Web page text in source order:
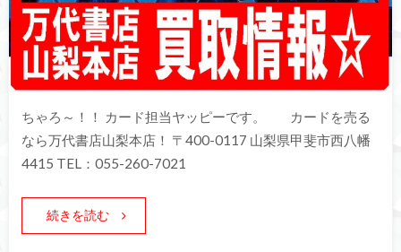
ちゃろ～！！ カード担当ヤッピーです。 カードを売る
なら万代書店山梨本店！ 〒400-0117 山梨県甲斐市西八幡
4415 TEL：055-260-7021
続きを読む